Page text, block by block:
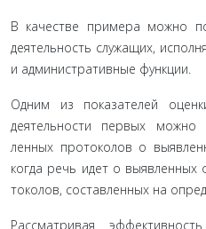
В качестве примера можно
деятельность служащих,
и административные функции.
Одним из показателей
деятельности первых можно
ленных протоколов о
когда речь идет о
токолов, составленных на
Рассматривая